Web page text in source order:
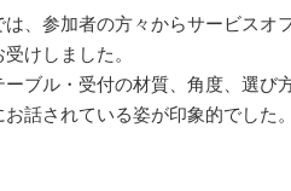
、参加者の方々からサービスオ
けしました。
ーブル・受付の材質、角度、選び
話されている姿が印象的でした。